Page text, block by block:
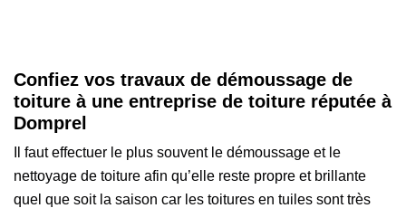
Confiez vos travaux de démoussage de
toiture à une entreprise de toiture réputée à
Domprel
Il faut effectuer le plus souvent le démoussage et le
nettoyage de toiture afin qu’elle reste propre et brillante
quel que soit la saison car les toitures en tuiles sont très